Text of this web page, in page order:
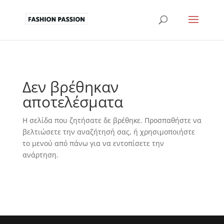
Δεν βρέθηκαν
αποτελέσματα
Η σελίδα που ζητήσατε δε βρέθηκε. Προσπαθήστε να
βελτιώσετε την αναζήτησή σας, ή χρησιμοποιήστε
το μενού από πάνω για να εντοπίσετε την
ανάρτηση.